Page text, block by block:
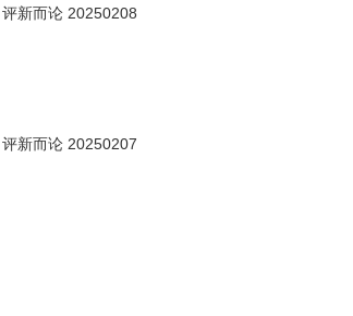
评新而论 20250208
评新而论 20250207